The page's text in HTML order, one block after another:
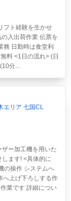
フト経験を生かせ
入出荷作業 伝票を
務 日勤時は食堂利
料 <1日の流れ> (日
分...
エリア 七国CL
ザー加工機を用いた
ます! <具体的に
の操作 システムへ
へ上げ下ろしする作
業です 詳細につい